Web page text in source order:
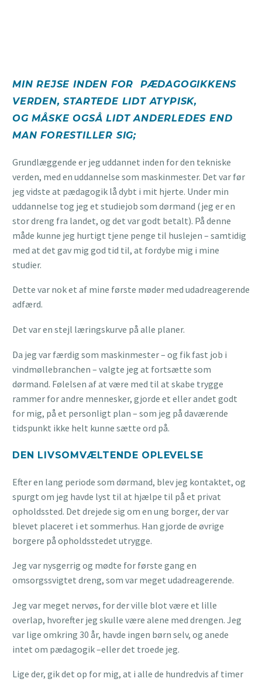
MIN REJSE INDEN FOR PÆDAGOGIKKENS
VERDEN, STARTEDE LIDT ATYPISK,
OG MÅSKE OGSÅ LIDT ANDERLEDES END
MAN FORESTILLER SIG;
Grundlæggende er jeg uddannet inden for den tekniske
verden, med en uddannelse som maskinmester. Det var før
jeg vidste at pædagogik lå dybt i mit hjerte. Under min
uddannelse tog jeg et studiejob som dørmand (jeg er en
stor dreng fra landet, og det var godt betalt). På denne
måde kunne jeg hurtigt tjene penge til huslejen – samtidig
med at det gav mig god tid til, at fordybe mig i mine
studier.
Dette var nok et af mine første møder med udadreagerende
adfærd.
Det var en stejl læringskurve på alle planer.
Da jeg var færdig som maskinmester – og fik fast job i
vindmøllebranchen – valgte jeg at fortsætte som
dørmand. Følelsen af at være med til at skabe trygge
rammer for andre mennesker, gjorde et eller andet godt
for mig, på et personligt plan – som jeg på daværende
tidspunkt ikke helt kunne sætte ord på.
DEN LIVSOMVÆLTENDE OPLEVELSE
Efter en lang periode som dørmand, blev jeg kontaktet, og
spurgt om jeg havde lyst til at hjælpe til på et privat
opholdssted. Det drejede sig om en ung borger, der var
blevet placeret i et sommerhus. Han gjorde de øvrige
borgere på opholdsstedet utrygge.
Jeg var nysgerrig og mødte for første gang en
omsorgssvigtet dreng, som var meget udadreagerende.
Jeg var meget nervøs, for der ville blot være et lille
overlap, hvorefter jeg skulle være alene med drengen. Jeg
var lige omkring 30 år, havde ingen børn selv, og anede
intet om pædagogik –eller det troede jeg.
Lige der, gik det op for mig, at i alle de hundredvis af timer